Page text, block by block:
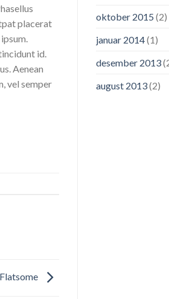
placerat
id.
Aenean
vel semper
oktober 2015 (2)
januar 2014(1)
desember 2013
august 2013(2)